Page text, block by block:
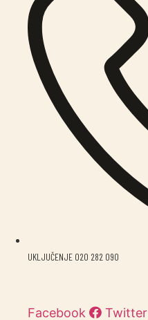
UKLJUČENJE 020 282 090
Facebook Twitter